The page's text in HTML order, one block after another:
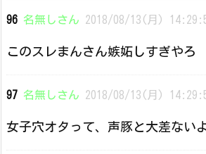
96 名無しさん 2018/08/13(月)
このスレまんさん嫉妬しすぎやろ
97 名無しさん 2018/08/13(月)
女子穴オタって、声豚と大差ない